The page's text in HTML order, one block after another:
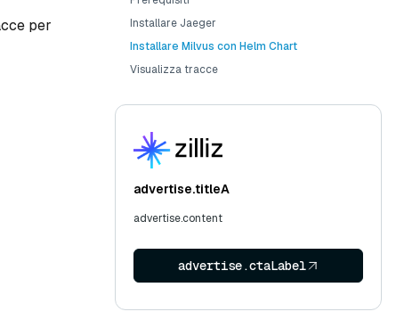
per
Installare Jaeger
Installare Milvus con Helm Chart
Visualizza tracce
advertise.titleA
advertise.content
advertise.ctaLabel